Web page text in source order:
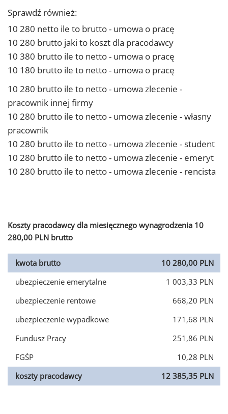
Sprawdź również:
10 280 netto ile to brutto - umowa o pracę
10 280 brutto jaki to koszt dla pracodawcy
10 380 brutto ile to netto - umowa o pracę
10 180 brutto ile to netto - umowa o pracę
10 280 brutto ile to netto - umowa zlecenie -
pracownik innej firmy
10 280 brutto ile to netto - umowa zlecenie - własny
pracownik
10 280 brutto ile to netto - umowa zlecenie - student
10 280 brutto ile to netto - umowa zlecenie - emeryt
10 280 brutto ile to netto - umowa zlecenie - rencista
Koszty pracodawcy dla miesięcznego wynagrodzenia 10
280,00 PLN brutto
kwota brutto
10 280,00 PLN
ubezpieczenie emerytalne
1 003,33 PLN
ubezpieczenie rentowe
668,20 PLN
ubezpieczenie wypadkowe
171,68 PLN
Fundusz Pracy
251,86 PLN
FGŚP
10,28 PLN
koszty pracodawcy
12 385,35 PLN